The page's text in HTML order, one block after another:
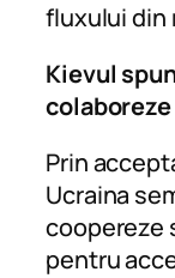
fluxului din
Kievul
Prin
Ucraina
coopereze
pentru